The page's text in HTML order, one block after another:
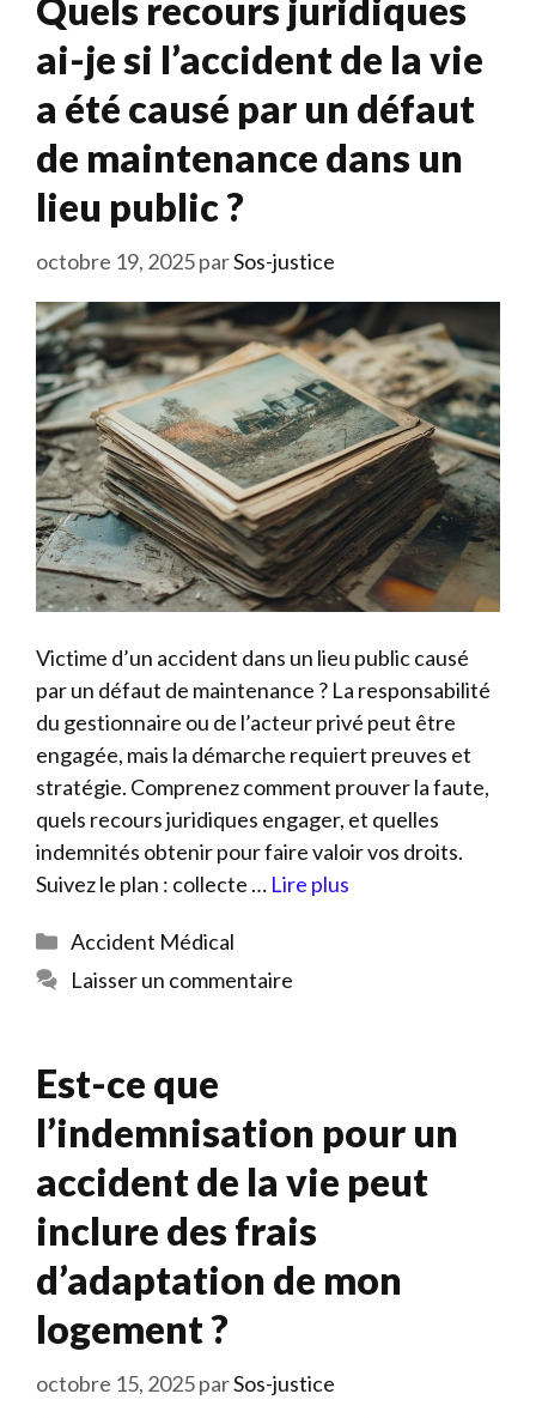
Quels recours juridiques
ai-je si l’accident de la vie
a été causé par un défaut
de maintenance dans un
lieu public ?
octobre 19, 2025parSos-justice
Victime d’un accident dans un lieu public causé
par un défaut de maintenance ? La responsabilité
du gestionnaire ou de l’acteur privé peut être
engagée, mais la démarche requiert preuves et
stratégie. Comprenez comment prouver la faute,
quels recours juridiques engager, et quelles
indemnités obtenir pour faire valoir vos droits.
Suivez le plan : collecte … Lire plus
Catégories
Accident Médical
Laisser un commentaire
Est-ce que
l’indemnisation pour un
accident de la vie peut
inclure des frais
d’adaptation de mon
logement ?
octobre 15, 2025parSos-justice